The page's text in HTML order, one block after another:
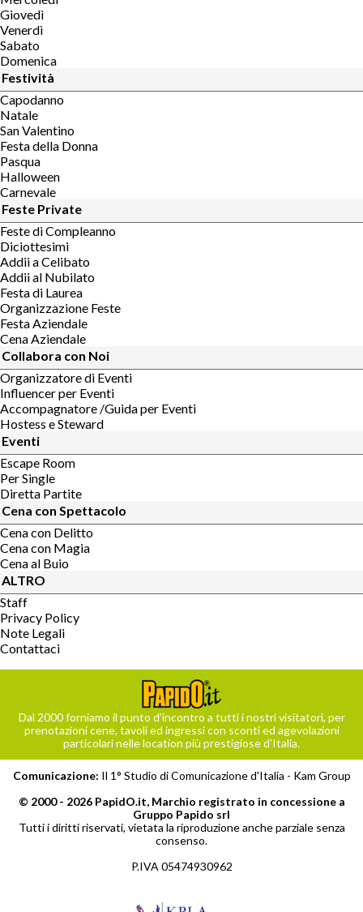
Giovedì
Venerdì
Sabato
Domenica
Festività
Capodanno
Natale
San Valentino
Festa della Donna
Pasqua
Halloween
Carnevale
Feste Private
Feste di Compleanno
Diciottesimi
Addii a Celibato
Addii al Nubilato
Festa di Laurea
Organizzazione Feste
Festa Aziendale
Cena Aziendale
Collabora con Noi
Organizzatore di Eventi
Influencer per Eventi
Accompagnatore /Guida per Eventi
Hostess e Steward
Eventi
Escape Room
Per Single
Diretta Partite
Cena con Spettacolo
Cena con Delitto
Cena con Magia
Cena al Buio
ALTRO
Staff
Privacy Policy
Note Legali
Contattaci
Dal 2000 forniamo il punto d’incontro a tutti i nostri visitatori, per
prenotazioni cene, tavoli ed ingressi con sconti ed agevolazioni
particolari nelle location più prestigiose d’Italia.
Comunicazione: Il 1° Studio di Comunicazione d'Italia - Kam Group
© 2000 - 2026 PapidO.it, Marchio registrato in concessione a
Gruppo Papido srl
Tutti i diritti riservati, vietata la riproduzione anche parziale senza
consenso.
P.IVA 05474930962